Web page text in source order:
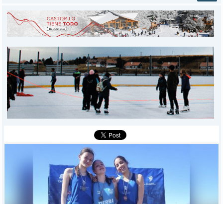
INICIO
PROVINCIALES
DEPORTES
POLICIALES
I-DIARIO
MÁS
BÚSQUEDA